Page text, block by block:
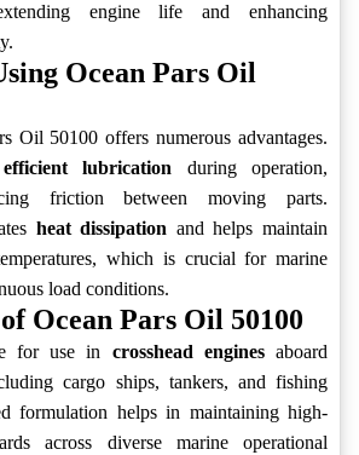
engine life and enhancing
Ocean Pars Oil
Oil 50100 offers numerous advantages.
efficient lubrication during operation,
friction between moving parts.
heat dissipation and helps maintain
which is crucial for marine
load conditions.
Ocean Pars Oil 50100
for use in crosshead enginesaboard
cargo ships, tankers, and fishing
formulation helps in maintaining high-
across diverse marine operational